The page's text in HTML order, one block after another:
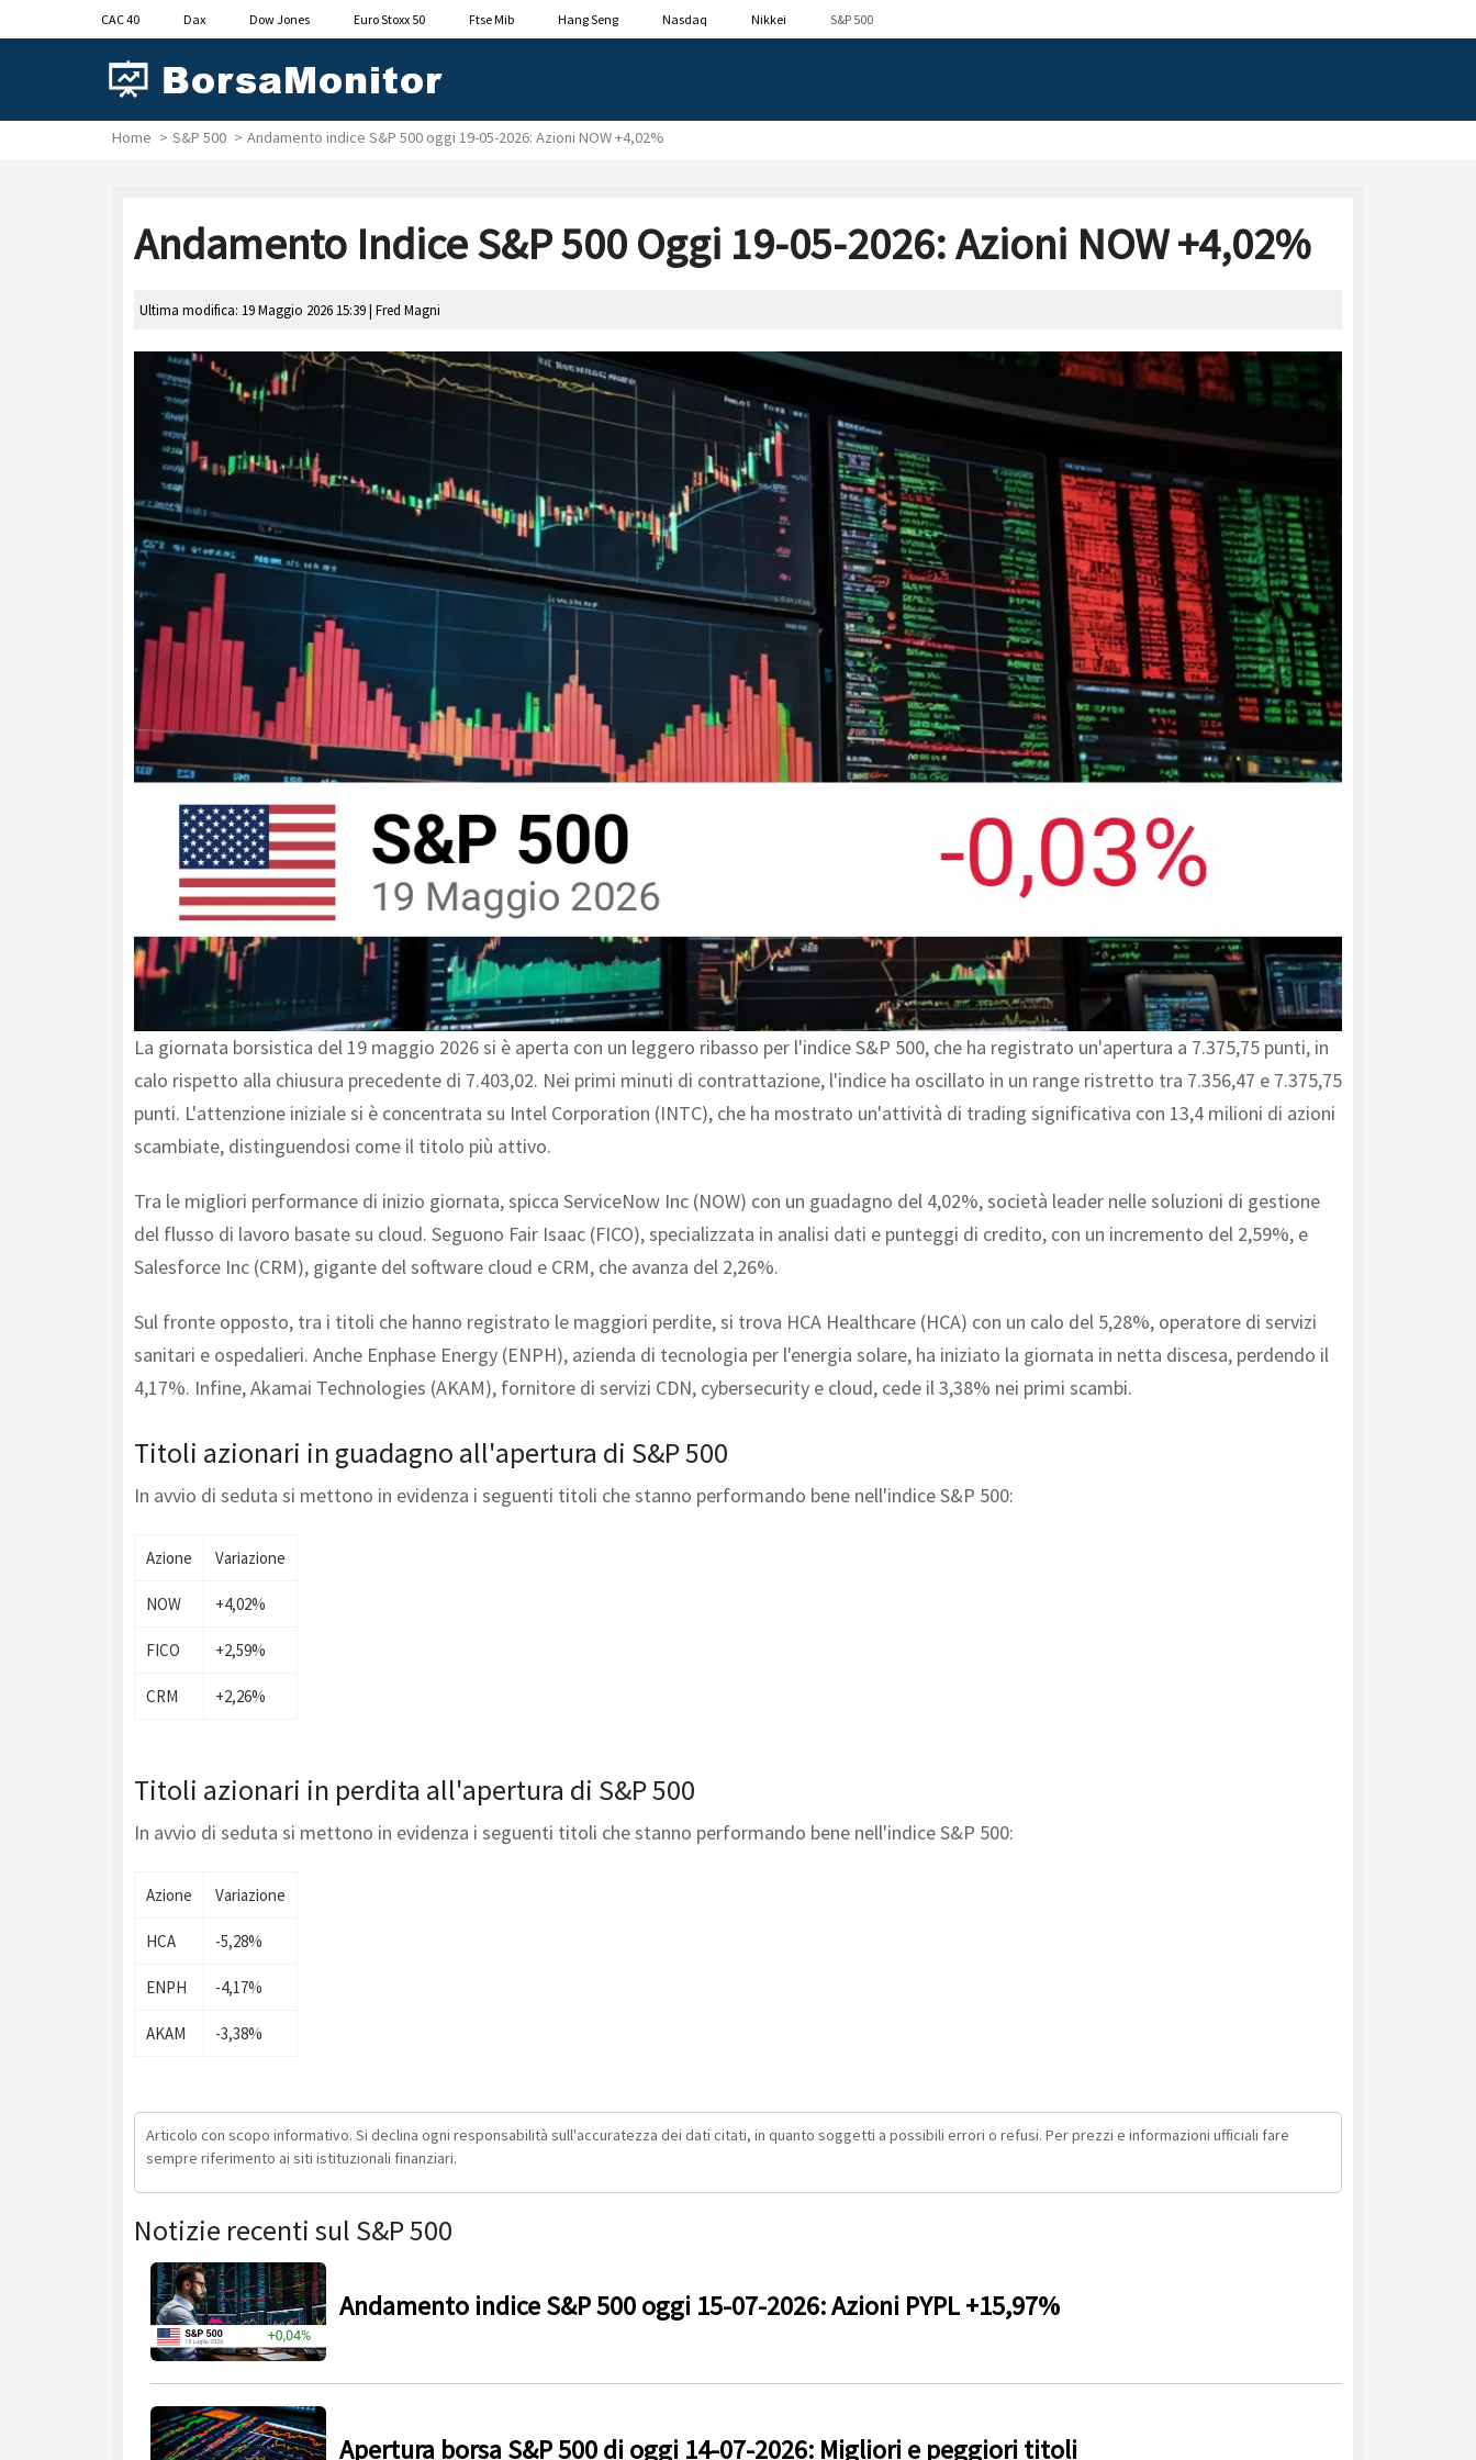
CAC 40 Dax Dow Jones Euro Stoxx 50 Ftse Mib Hang Seng Nasdaq Nikkei S&P 500
Home S&P 500 Andamento indice S&P 500 oggi 19-05-2026: Azioni NOW +4,02%
Andamento Indice S&P 500 Oggi 19-05-2026: Azioni NOW +4,02%
Ultima modifica: 19 Maggio 2026 15:39 | Fred Magni
La giornata borsistica del 19 maggio 2026 si è aperta con un leggero ribasso per l'indice S&P 500, che ha registrato un'apertura a 7.375,75 punti, in
calo rispetto alla chiusura precedente di 7.403,02. Nei primi minuti di contrattazione, l'indice ha oscillato in un range ristretto tra 7.356,47 e 7.375,75
punti. L'attenzione iniziale si è concentrata su Intel Corporation (INTC), che ha mostrato un'attività di trading significativa con 13,4 milioni di azioni
scambiate, distinguendosi come il titolo più attivo.
Tra le migliori performance di inizio giornata, spicca ServiceNow Inc (NOW) con un guadagno del 4,02%, società leader nelle soluzioni di gestione
del flusso di lavoro basate su cloud. Seguono Fair Isaac (FICO), specializzata in analisi dati e punteggi di credito, con un incremento del 2,59%, e
Salesforce Inc (CRM), gigante del software cloud e CRM, che avanza del 2,26%.
Sul fronte opposto, tra i titoli che hanno registrato le maggiori perdite, si trova HCA Healthcare (HCA) con un calo del 5,28%, operatore di servizi
sanitari e ospedalieri. Anche Enphase Energy (ENPH), azienda di tecnologia per l'energia solare, ha iniziato la giornata in netta discesa, perdendo il
4,17%. Infine, Akamai Technologies (AKAM), fornitore di servizi CDN, cybersecurity e cloud, cede il 3,38% nei primi scambi.
Titoli azionari in guadagno all'apertura di S&P 500
In avvio di seduta si mettono in evidenza i seguenti titoli che stanno performando bene nell'indice S&P 500:
Azione Variazione
NOW +4,02%
FICO +2,59%
CRM +2,26%
Titoli azionari in perdita all'apertura di S&P 500
In avvio di seduta si mettono in evidenza i seguenti titoli che stanno performando bene nell'indice S&P 500:
Azione Variazione
HCA -5,28%
ENPH -4,17%
AKAM -3,38%
Articolo con scopo informativo. Si declina ogni responsabilità sull'accuratezza dei dati citati, in quanto soggetti a possibili errori o refusi. Per prezzi e informazioni ufficiali fare
sempre riferimento ai siti istituzionali finanziari.
Notizie recenti sul S&P 500
Andamento indice S&P 500 oggi 15-07-2026: Azioni PYPL +15,97%
Apertura borsa S&P 500 di oggi 14-07-2026: Migliori e peggiori titoli